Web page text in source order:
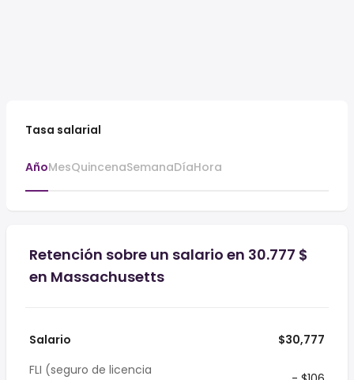
Tasa salarial
AñoMesQuincenaSemanaDíaHora
Retención sobre un salario en 30.777 $
en Massachusetts
Salario
$30,777
FLI (seguro de licencia